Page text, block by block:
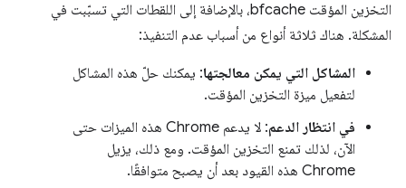
التخزين المؤقت bfcache، بالإضافة إلى اللقطات التي تسبّبت في
المشكلة. هناك ثلاثة أنواع من أسباب عدم التنفيذ:
المشاكل التي يمكن معالجتها: يمكنك حلّ هذه المشاكل
لتفعيل ميزة التخزين المؤقت.
في انتظار الدعم
: لا يدعم Chrome هذه الميزات حتى
الآن، لذلك تمنع التخزين المؤقت. ومع ذلك، يزيل
Chrome هذه القيود بعد أن يصبح متوافقًا.